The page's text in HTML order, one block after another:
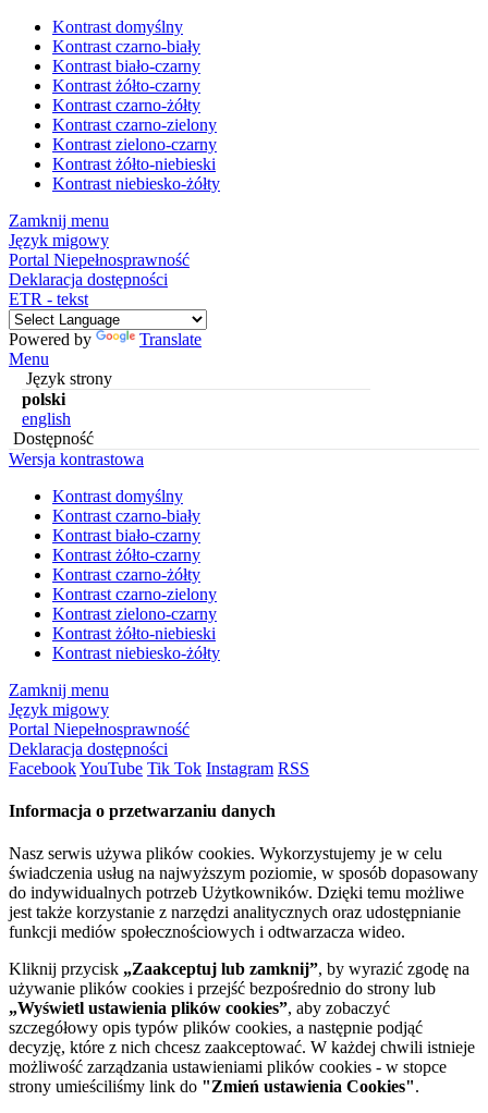
Kontrast domyślny
Kontrast czarno-biały
Kontrast biało-czarny
Kontrast żółto-czarny
Kontrast czarno-żółty
Kontrast czarno-zielony
Kontrast zielono-czarny
Kontrast żółto-niebieski
Kontrast niebiesko-żółty
Zamknij menu
Język migowy
Portal Niepełnosprawność
Deklaracja dostępności
ETR - tekst
Powered by
Translate
Menu
Język strony
polski
english
Dostępność
Wersja kontrastowa
Kontrast domyślny
Kontrast czarno-biały
Kontrast biało-czarny
Kontrast żółto-czarny
Kontrast czarno-żółty
Kontrast czarno-zielony
Kontrast zielono-czarny
Kontrast żółto-niebieski
Kontrast niebiesko-żółty
Zamknij menu
Język migowy
Portal Niepełnosprawność
Deklaracja dostępności
FacebookYouTube Tik Tok Instagram RSS
Informacja o przetwarzaniu danych
Nasz serwis używa plików cookies. Wykorzystujemy je w celu
świadczenia usług na najwyższym poziomie, w sposób dopasowany
do indywidualnych potrzeb Użytkowników. Dzięki temu możliwe
jest także korzystanie z narzędzi analitycznych oraz udostępnianie
funkcji mediów społecznościowych i odtwarzacza wideo.
Kliknij przycisk „Zaakceptuj lub zamknij”, by wyrazić zgodę na
używanie plików cookies i przejść bezpośrednio do strony lub
„Wyświetl ustawienia plików cookies”, aby zobaczyć
szczegółowy opis typów plików cookies, a następnie podjąć
decyzję, które z nich chcesz zaakceptować. W każdej chwili istnieje
możliwość zarządzania ustawieniami plików cookies - w stopce
strony umieściliśmy link do "Zmień ustawienia Cookies".